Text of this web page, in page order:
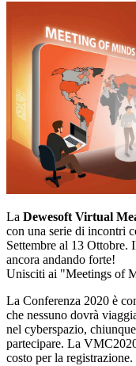
La Dewesoft Virtual
con una serie di incontri
Settembre al 13 Ottobre.
ancora andando forte!
Unisciti ai "Meetings of
La Conferenza 2020 è
che nessuno dovrà
nel cyberspazio,
partecipare. La
costo per la registrazione.